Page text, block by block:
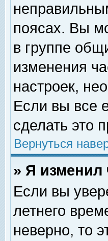
поясах. Вы
в группе
изменения
настроек,
Если вы все
сделать это
Вернуться
» Я изменил
Если вы
летнего
неверно, то